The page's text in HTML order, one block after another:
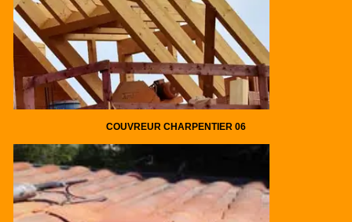
COUVREUR CHARPENTIER 06